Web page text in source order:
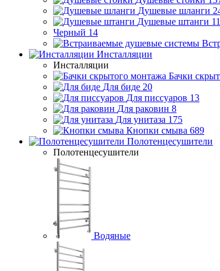
Душевые шланги
Душевые штанги
Черный 14
Инсталляции
Инсталляции
Бачки
Для биде 20
Для писсуаров 13
Для раковин 8
Для унитаза 175
Кнопки смыва 689
Полотенцесушители
Полотенцесушители
Водяные